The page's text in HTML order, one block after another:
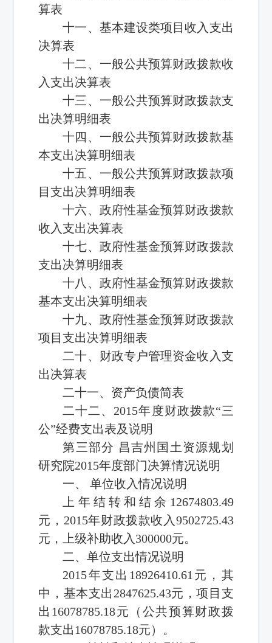
算表
十一、基本建设类项目收入支出
决算表
十二、一般公共预算财政拨款收
入支出决算表
十三、一般公共预算财政拨款支
出决算明细表
十四、一般公共预算财政拨款基
本支出决算明细表
十五、一般公共预算财政拨款项
目支出决算明细表
十六、政府性基金预算财政拨款
收入支出决算表
十七、政府性基金预算财政拨款
支出决算明细表
十八、政府性基金预算财政拨款
基本支出决算明细表
十九、政府性基金预算财政拨款
项目支出决算明细表
二十、财政专户管理资金收入支
出决算表
二十一、资产负债简表
二十二、2015年度财政拨款“三
公”经费支出表及说明
第三部分 昌吉州国土资源规划
研究院2015年度部门决算情况说明
一、 单位收入情况说明
上年结转和结余12674803.49
元，2015年财政拨款收入9502725.43
元，上级补助收入300000元。
二、单位支出情况说明
2015年支出18926410.61元，其
中，基本支出2847625.43元，项目支
出16078785.18元（公共预算财政拨
款支出16078785.18元）。